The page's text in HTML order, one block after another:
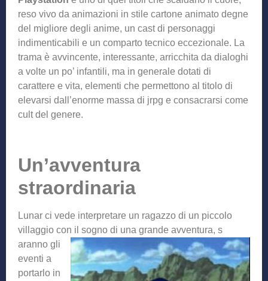
reso vivo da animazioni in stile cartone animato degne
del migliore degli anime, un cast di personaggi
indimenticabili e un comparto tecnico eccezionale. La
trama è avvincente, interessante, arricchita da dialoghi
a volte un po’ infantili, ma in generale dotati di
carattere e vita, elementi che permettono al titolo di
elevarsi dall’enorme massa di jrpg e consacrarsi come
cult del genere.
Un’avventura
straordinaria
Lunar ci vede interpretare un ragazzo di un piccolo
villaggio con il sogno di una grande avventura, s
aranno gli
eventi a
portarlo in